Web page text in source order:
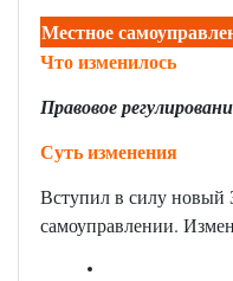
Местное
Что изменилось
Правовое
Суть изменения
Вступил в силу новый
самоуправлении.